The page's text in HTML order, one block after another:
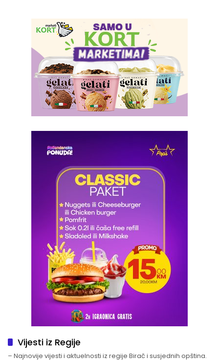
Vijesti iz Regije
– Najnovije vijesti i aktuelnosti iz regije Birač i susjednih opština.